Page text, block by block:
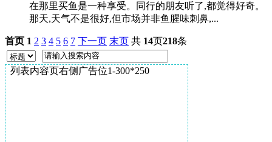
在那里买鱼是一种享受。同行的朋友听了,都觉得好奇。
那天,天气不是很好,但市场并非鱼腥味刺鼻,...
首页 1 2 3 4 5 6 7 下一页 末页 共 14页218条
列表内容页右侧广告位1-300*250